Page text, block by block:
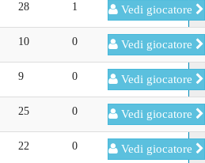
28 1 Vedi giocatore
10 0 Vedi giocatore
9 0 Vedi giocatore
25 0 Vedi giocatore
22 0 Vedi giocatore